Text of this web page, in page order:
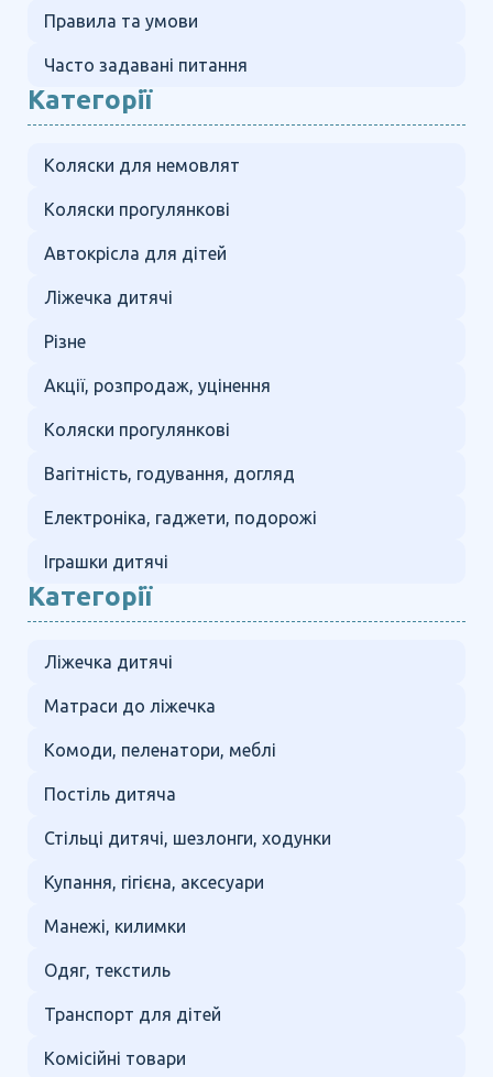
Правила та умови
Часто задавані питання
Категорії
Коляски для немовлят
Коляски прогулянкові
Автокрісла для дітей
Ліжечка дитячі
Різне
Акції, розпродаж, уцінення
Коляски прогулянкові
Вагітність, годування, догляд
Електроніка, гаджети, подорожі
Іграшки дитячі
Категорії
Ліжечка дитячі
Матраси до ліжечка
Комоди, пеленатори, меблі
Постіль дитяча
Стільці дитячі, шезлонги, ходунки
Купання, гігієна, аксесуари
Манежі, килимки
Одяг, текстиль
Транспорт для дітей
Комісійні товари